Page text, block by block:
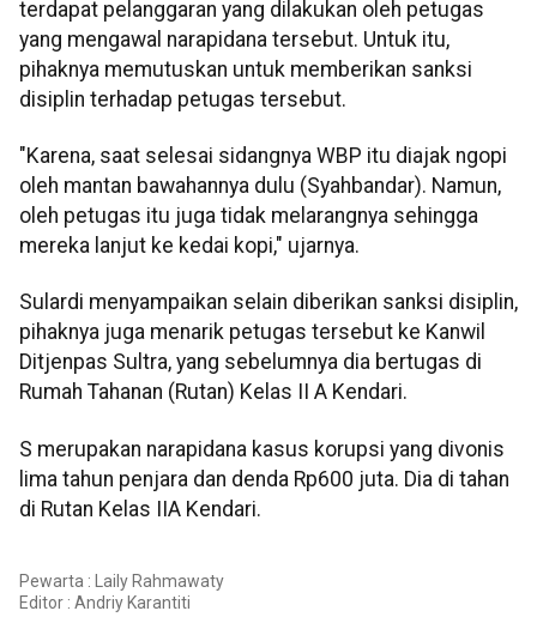
terdapat pelanggaran yang dilakukan oleh petugas
yang mengawal narapidana tersebut. Untuk itu,
pihaknya memutuskan untuk memberikan sanksi
disiplin terhadap petugas tersebut.
"Karena, saat selesai sidangnya WBP itu diajak ngopi
oleh mantan bawahannya dulu (Syahbandar). Namun,
oleh petugas itu juga tidak melarangnya sehingga
mereka lanjut ke kedai kopi," ujarnya.
Sulardi menyampaikan selain diberikan sanksi disiplin,
pihaknya juga menarik petugas tersebut ke Kanwil
Ditjenpas Sultra, yang sebelumnya dia bertugas di
Rumah Tahanan (Rutan) Kelas II A Kendari.
S merupakan narapidana kasus korupsi yang divonis
lima tahun penjara dan denda Rp600 juta. Dia di tahan
di Rutan Kelas IIA Kendari.
Pewarta : Laily Rahmawaty
Editor : Andriy Karantiti